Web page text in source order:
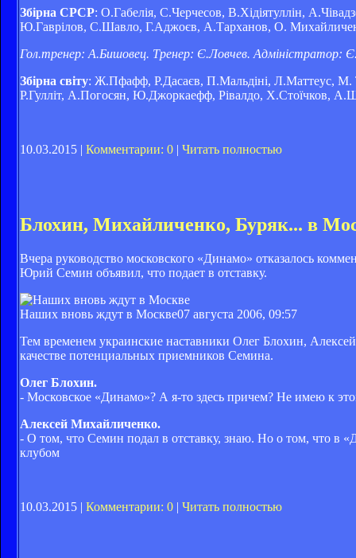
Збірна СРСР: О.Габелія, С.Черчесов, В.Хідіятуллін,
Ю.Гаврілов, С.Шавло, Г.Аджоєв, А.Тарханов, О.
Гол.тренер: А.Бишовец. Тренер: Є.Ловчев. Адміністратор:
Збірна світу: Ж.Пфафф, Р.Дасаєв, П.Мальдіні, Л.Маттеус, М.
Р.Гулліт, А.Погосян, Ю.Джоркаефф, Рівалдо, Х.Стоїчков,
10.03.2015 | Комментарии: 0 | Читать полностью
Блохин, Михайличенко, Буряк... в
Вчера руководство московского «Динамо» отказалось
Юрий Семин объявил, что подает в отставку.
Наших вновь ждут в Москве07 августа 2006, 09:57
Тем временем украинские наставники Олег Блохин,
качестве потенциальных приемников Семина.
Олег Блохин.
- Московское «Динамо»? А я-то здесь причем? Не имею к
Алексей Михайличенко.
- О том, что Семин подал в отставку, знаю. Но о том, что в
клубом
10.03.2015 | Комментарии: 0 | Читать полностью